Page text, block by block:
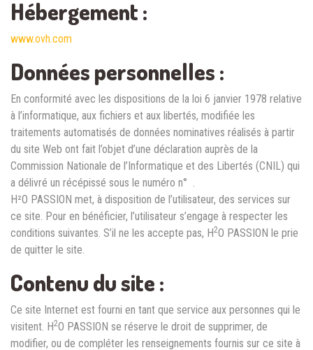
Hébergement :
www.ovh.com
Données personnelles :
En conformité avec les dispositions de la loi 6 janvier 1978 relative
à l’informatique, aux fichiers et aux libertés, modifiée les
traitements automatisés de données nominatives réalisés à partir
du site Web ont fait l’objet d’une déclaration auprès de la
Commission Nationale de l’Informatique et des Libertés (CNIL) qui
a délivré un récépissé sous le numéro n° .
H²O PASSION met, à disposition de l’utilisateur, des services sur
ce site. Pour en bénéficier, l’utilisateur s’engage à respecter les
conditions suivantes. S’il ne les accepte pas, H2O PASSION le prie
de quitter le site.
Contenu du site :
Ce site Internet est fourni en tant que service aux personnes qui le
visitent. H2O PASSION se réserve le droit de supprimer, de
modifier, ou de compléter les renseignements fournis sur ce site à